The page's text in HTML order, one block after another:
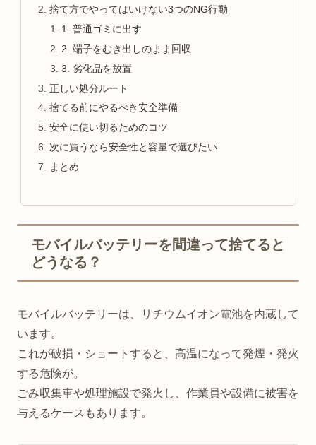
捨て方でやってはいけない3つのNG行動
1. 普通ゴミに出す
2. 端子をむき出しのまま回収
3. 劣化品を放置
正しい処分ルート
捨てる前にやるべき安全準備
安全に使い切るためのコツ
次に買うなら安全性と容量で選びたい
まとめ
モバイルバッテリーを間違って捨てると
どうなる？
モバイルバッテリーは、リチウムイオン電池を内蔵して
います。
これが破損・ショートすると、高温になって発煙・発火
する危険が。
ごみ収集車や処理施設で発火し、作業員や設備に被害を
与えるケースもあります。